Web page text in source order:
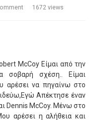
1672 views
McCoy Είμαι από την
σοβαρή σχέση.. Είμαι
αρέσει να πηγαίνω στο
Απέκτησε έναν
Dennis McCoy. Μένω στο
αρέσει η αλήθεια και